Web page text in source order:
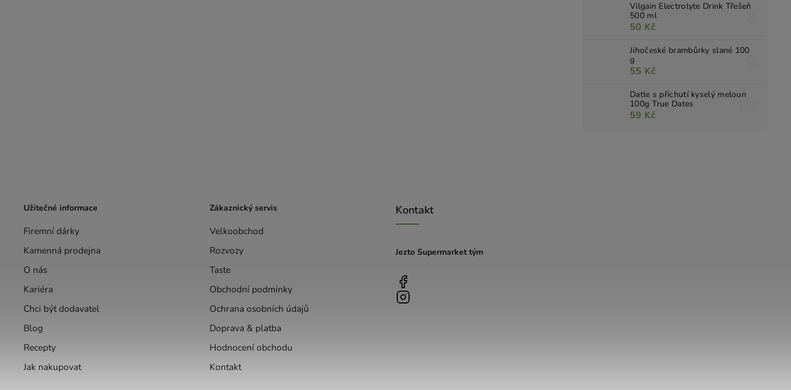
Vilgain Electrolyte Drink Třešeň
500 ml
50 Kč
Jihočeské brambůrky slané 100
g
55 Kč
Datle s příchutí kyselý meloun
100g True Dates
59 Kč
Užitečné informace
Firemní dárky
Kamenná prodejna
O nás
Kariéra
Chci být dodavatel
Blog
Recepty
Jak nakupovat
Zákaznický servis
Velkoobchod
Rozvozy
Taste
Obchodní podmínky
Ochrana osobních údajů
Doprava & platba
Hodnocení obchodu
Kontakt
Kontakt
Jezto Supermarket tým